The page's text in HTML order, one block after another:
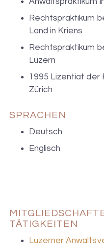
Rechtspraktikum
Land in Kriens
Rechtspraktikum
Luzern
1995 Lizentiat der
Zürich
SPRACHEN
Deutsch
Englisch
TÄTIGKEITEN
Luzerner